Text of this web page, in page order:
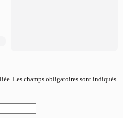
Les champs obligatoires sont indiqués